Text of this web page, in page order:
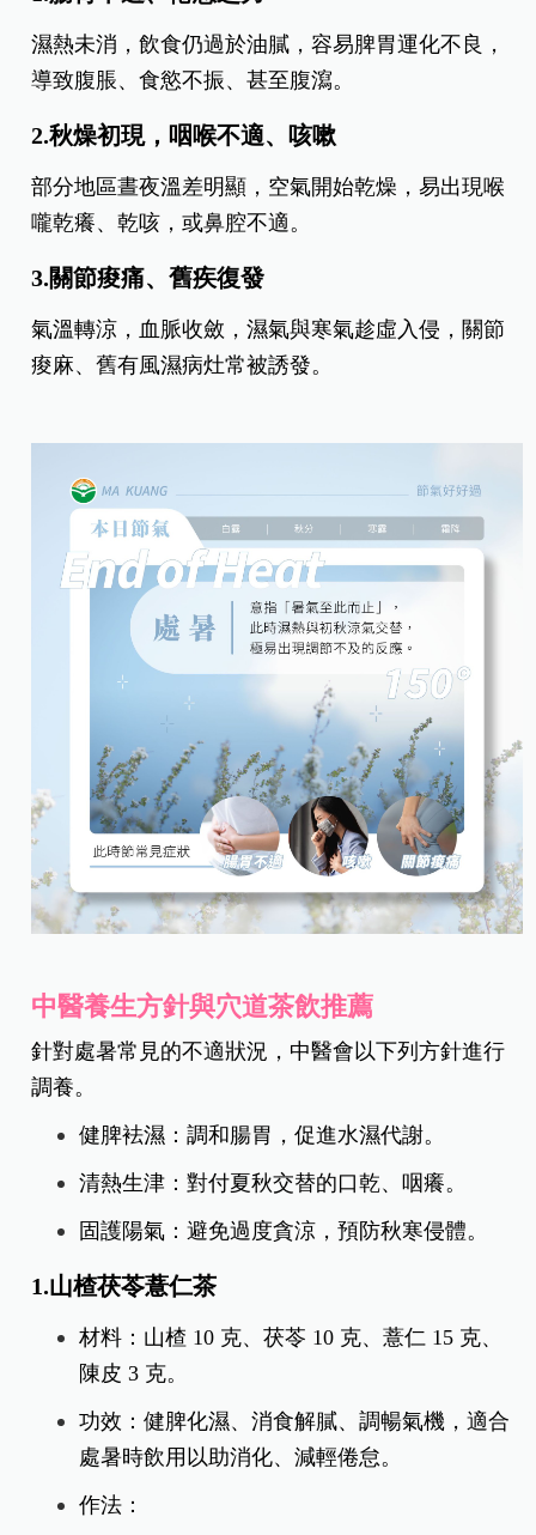
濕熱未消，飲食仍過於油膩，容易脾胃運化不良，
導致腹脹、食慾不振、甚至腹瀉。
2.秋燥初現，咽喉不適、咳嗽
部分地區晝夜溫差明顯，空氣開始乾燥，易出現喉
嚨乾癢、乾咳，或鼻腔不適。
3.關節痠痛、舊疾復發
氣溫轉涼，血脈收斂，濕氣與寒氣趁虛入侵，關節
痠麻、舊有風濕病灶常被誘發。
中醫養生方針與穴道茶飲推薦
針對處暑常見的不適狀況，中醫會以下列方針進行
調養。
健脾袪濕：調和腸胃，促進水濕代謝。
清熱生津：對付夏秋交替的口乾、咽癢。
固護陽氣：避免過度貪涼，預防秋寒侵體。
1.山楂茯苓薏仁茶
材料：山楂 10 克、茯苓 10 克、薏仁 15 克、
陳皮 3 克。
功效：健脾化濕、消食解膩、調暢氣機，適合
處暑時飲用以助消化、減輕倦怠。
作法：